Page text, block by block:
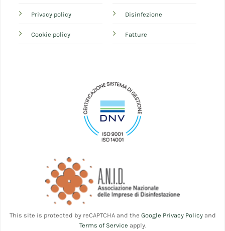
Privacy policy
Cookie policy
Disinfezione
Fatture
This site is protected by reCAPTCHA and the Google Privacy Policyand
Terms of Service apply.